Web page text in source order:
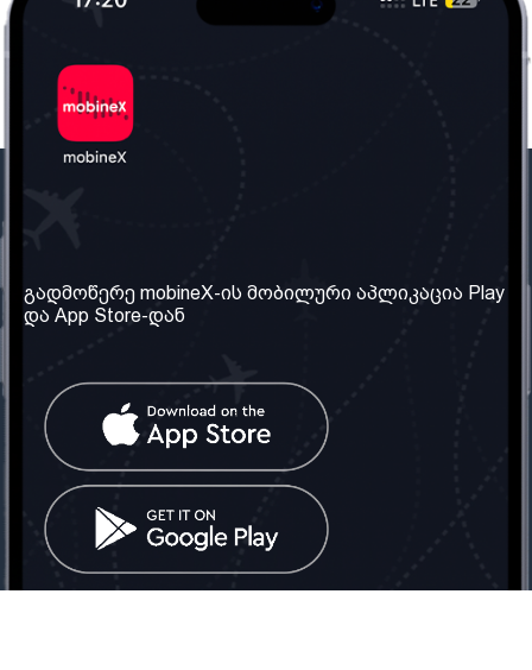
ჩვენ შესახებ
ჩვენი სერვისები
წესები და პირობები
კითხვები
კონტაქტი
საქართველო: თბილისი
ტელ: 032 2 04 00 50
ელ. ფოსტა:
info@mobinex.ge
სოციალური ქსელი
გადმოწერე mobineX-ის მობილური აპლიკაცია Play
და App Store-დან